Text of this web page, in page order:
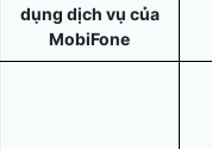
dụng dịch vụ của
MobiFone